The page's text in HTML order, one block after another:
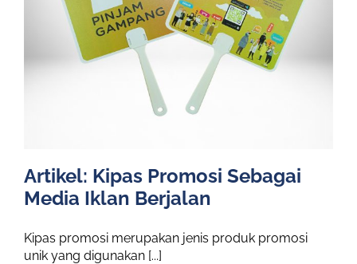
Artikel: Kipas Promosi Sebagai
Media Iklan Berjalan
Kipas promosi merupakan jenis produk promosi
unik yang digunakan [...]